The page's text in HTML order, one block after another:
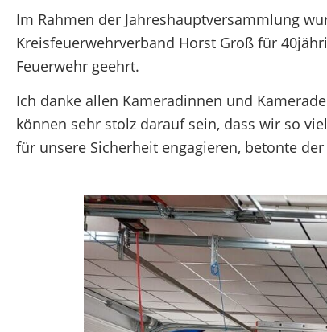
Im Rahmen der Jahreshauptversammlung
Kreisfeuerwehrverband Horst Groß für
Feuerwehr geehrt.
Ich danke allen Kameradinnen und
können sehr stolz darauf sein, dass wir so
für unsere Sicherheit engagieren, betonte